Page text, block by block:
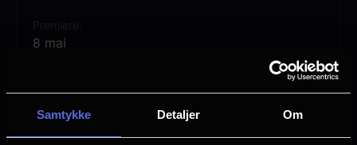
Samtykke Detaljer Om
8 mai
1 time 33 min